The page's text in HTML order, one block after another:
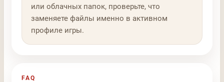
или облачных папок, проверьте, что
заменяете файлы именно в активном
профиле игры.
FAQ